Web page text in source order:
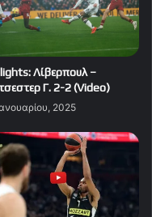
Λίβερπουλ –
Γ. 2-2 (Video)
2025